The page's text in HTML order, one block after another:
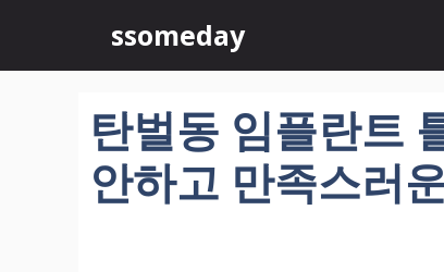
츠
ssomeday
탄벌동 임플란트
안하고 만족스러